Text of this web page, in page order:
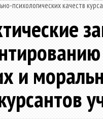
психологических качеств
и